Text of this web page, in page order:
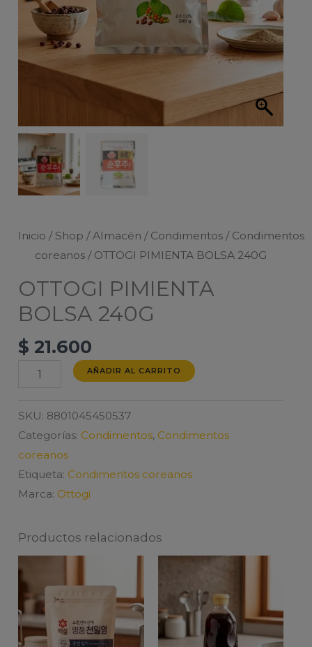
Inicio / Shop /Almacén / Condimentos / Condimentos
coreanos / OTTOGI PIMIENTA BOLSA 240G
OTTOGI PIMIENTA
BOLSA 240G
$ 21.600
OTTOGI
BOLSA
240G
AÑADIR AL CARRITO
SKU: 8801045450537
Categorías: Condimentos, Condimentos
coreanos
Etiqueta: Condimentos coreanos
Marca: Ottogi
Productos relacionados